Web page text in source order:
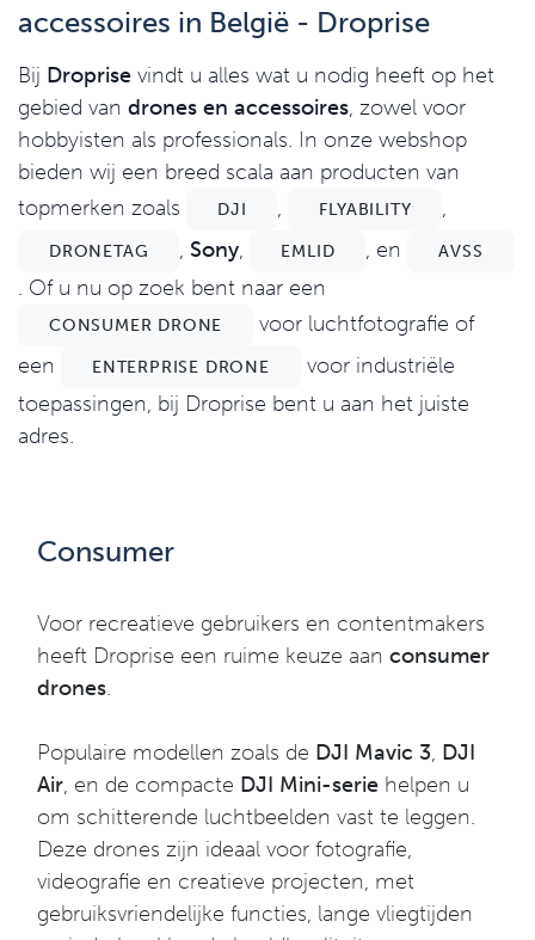
accessoires in België - Droprise
Bij Droprise vindt u alles wat u nodig heeft op het
gebied van drones en accessoires, zowel voor
hobbyisten als professionals. In onze webshop
bieden wij een breed scala aan producten van
topmerken zoals
DJI , FLYABILITY ,
DRONETAG , Sony, EMLID , en AVSS
. Of u nu op zoek bent naar een
CONSUMER DRONE
voor luchtfotografie of
een
ENTERPRISE DRONE
voor industriële
toepassingen, bij Droprise bent u aan het juiste
adres.
Consumer
Voor recreatieve gebruikers en contentmakers
heeft Droprise een ruime keuze aan consumer
drones.
Populaire modellen zoals de DJI Mavic 3, DJI
Air, en de compacte DJI Mini-serie helpen u
om schitterende luchtbeelden vast te leggen.
Deze drones zijn ideaal voor fotografie,
videografie en creatieve projecten, met
gebruiksvriendelijke functies, lange vliegtijden